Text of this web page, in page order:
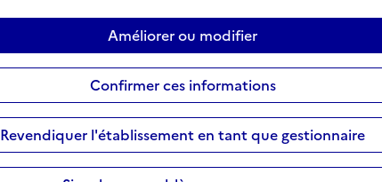
Améliorer ou modifier
Confirmer ces informations
Revendiquer l'établissement en tant que gestionnaire